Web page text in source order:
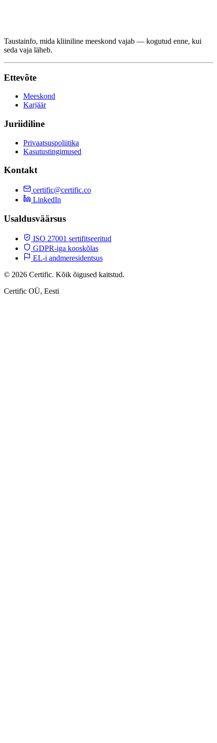
Taustainfo, mida kliiniline meeskond vajab — kogutud enne, kui
seda vaja läheb.
Ettevõte
Meeskond
Karjäär
Juriidiline
Privaatsuspoliitika
Kasutustingimused
Kontakt
certific@certific.co
LinkedIn
Usaldusväärsus
ISO 27001 sertifitseeritud
GDPR-iga kooskõlas
EL-i andmeresidentsus
© 2026 Certific. Kõik õigused kaitstud.
Certific OÜ, Eesti